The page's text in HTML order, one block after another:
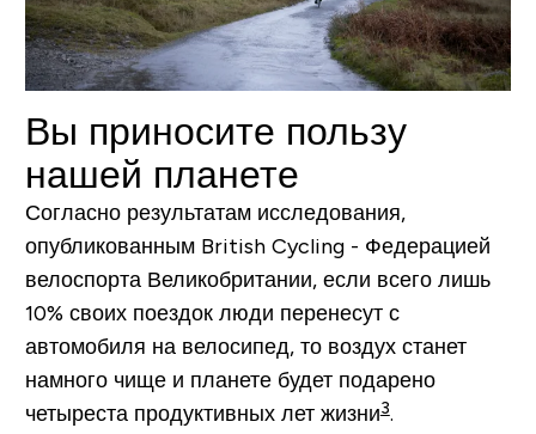
Вы приносите пользу
нашей планете
Согласно результатам исследования,
опубликованным British Cycling- Федерацией
велоспорта Великобритании, если всего лишь
10% своих поездок люди перенесут с
автомобиля на велосипед, то воздух станет
намного чище и планете будет подарено
четыреста продуктивных лет жизни3.